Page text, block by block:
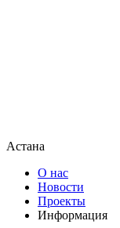
Астана
О нас
Новости
Проекты
Информация